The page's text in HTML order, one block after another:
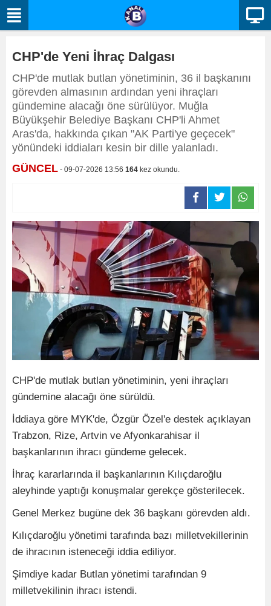
CHP'de Yeni İhraç Dalgası
CHP'de mutlak butlan yönetiminin, 36 il başkanını
görevden almasının ardından yeni ihraçları
gündemine alacağı öne sürülüyor. Muğla
Büyükşehir Belediye Başkanı CHP'li Ahmet
Aras'da, hakkında çıkan "AK Parti'ye geçecek"
yönündeki iddiaları kesin bir dille yalanladı.
GÜNCEL - 09-07-2026 13:56 164 kez okundu.
CHP'de mutlak butlan yönetiminin, yeni ihraçları
gündemine alacağı öne sürüldü.
İddiaya göre MYK'de, Özgür Özel'e destek açıklayan
Trabzon, Rize, Artvin ve Afyonkarahisar il
başkanlarının ihracı gündeme gelecek.
İhraç kararlarında il başkanlarının Kılıçdaroğlu
aleyhinde yaptığı konuşmalar gerekçe gösterilecek.
Genel Merkez bugüne dek 36 başkanı görevden aldı.
Kılıçdaroğlu yönetimi tarafında bazı milletvekillerinin
de ihracının isteneceği iddia ediliyor.
Şimdiye kadar Butlan yönetimi tarafından 9
milletvekilinin ihracı istendi.